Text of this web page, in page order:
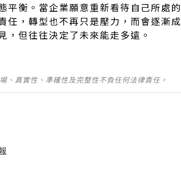
平衡。當企業願意重新看待自己所處的
任，轉型也不再只是壓力，而會逐漸成
但往往決定了未來能走多遠。
、真實性、準確性及完整性不負任何法律責任。